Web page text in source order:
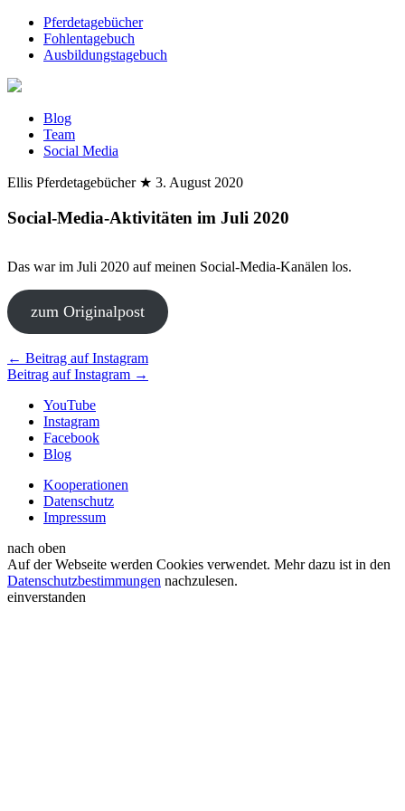
Pferdetagebücher
Fohlentagebuch
Ausbildungstagebuch
Blog
Team
Social Media
Ellis Pferdetagebücher ★ 3. August 2020
Social-Media-Aktivitäten im Juli 2020
Das war im Juli 2020 auf meinen Social-Media-Kanälen los.
zum Originalpost
Beitragsnavigation
← Beitrag auf Instagram
Beitrag auf Instagram →
YouTube
Instagram
Facebook
Blog
Kooperationen
Datenschutz
Impressum
nach oben
Auf der Webseite werden Cookies verwendet. Mehr dazu ist in den
Datenschutzbestimmungen nachzulesen.
einverstanden